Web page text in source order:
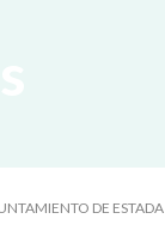
DE ESTADA